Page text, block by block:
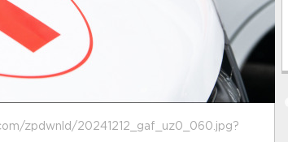
zpdwnld/20241212_gaf_uz0_060.jpg?